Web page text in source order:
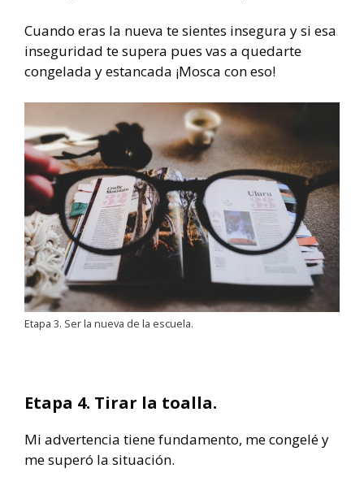
Cuando eras la nueva te sientes insegura y si esa
inseguridad te supera pues vas a quedarte
congelada y estancada ¡Mosca con eso!
Etapa 3. Ser la nueva de la escuela.
Etapa 4. Tirar la toalla.
Mi advertencia tiene fundamento, me congelé y
me superó la situación.